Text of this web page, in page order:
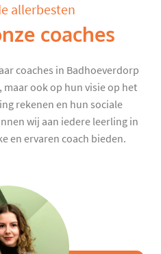
allerbesten
coaches
coaches in Badhoeverdorp
ook op hun visie op het
rekenen en hun sociale
wij aan iedere leerling in
en ervaren coach bieden.